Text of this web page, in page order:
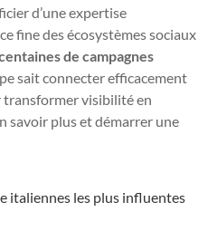
d’une expertise
fine des écosystèmes sociaux
de campagnes
sait connecter efficacement
transformer visibilité en
savoir plus et démarrer une
italiennes les plus influentes